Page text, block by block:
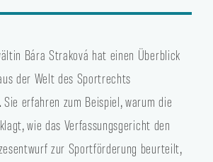
Bára Straková hat einen Überblick
der Welt des Sportrechts
erfahren zum Beispiel, warum die
wie das Verfassungsgericht den
zur Sportförderung beurteilt,